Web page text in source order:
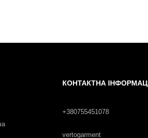
КОНТАКТНА
+380755451078
vertogarment